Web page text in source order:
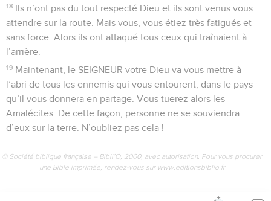
18 Ils n’ont pas du tout respecté Dieu et ils sont venus vous
attendre sur la route. Mais vous, vous étiez très fatigués et
sans force. Alors ils ont attaqué tous ceux qui traînaient à
l’arrière.
19 Maintenant, le SEIGNEUR votre Dieu va vous mettre à
l’abri de tous les ennemis qui vous entourent, dans le pays
qu’il vous donnera en partage. Vous tuerez alors les
Amalécites. De cette façon, personne ne se souviendra
d’eux sur la terre. N’oubliez pas cela !
© Société biblique française – Bibli’O, 2000, avec autorisation. Pour vous procurer
une Bible imprimée, rendez-vous sur www.editionsbiblio.fr